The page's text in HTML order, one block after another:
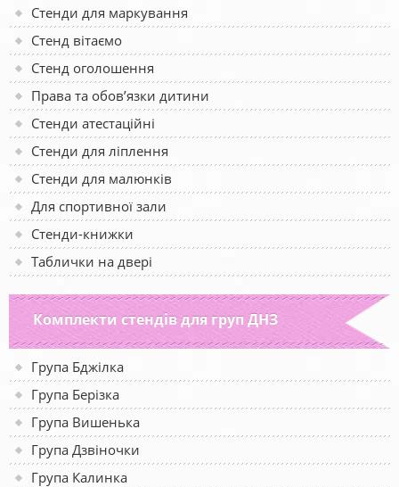
Стенди для маркування
Стенд вітаємо
Стенд оголошення
Права та обов’язки дитини
Стенди атестаційні
Стенди для ліплення
Стенди для малюнків
Для спортивної зали
Стенди-книжки
Таблички на двері
Комплекти стендів для груп ДНЗ
Група Бджілка
Група Берізка
Група Вишенька
Група Дзвіночки
Група Калинка